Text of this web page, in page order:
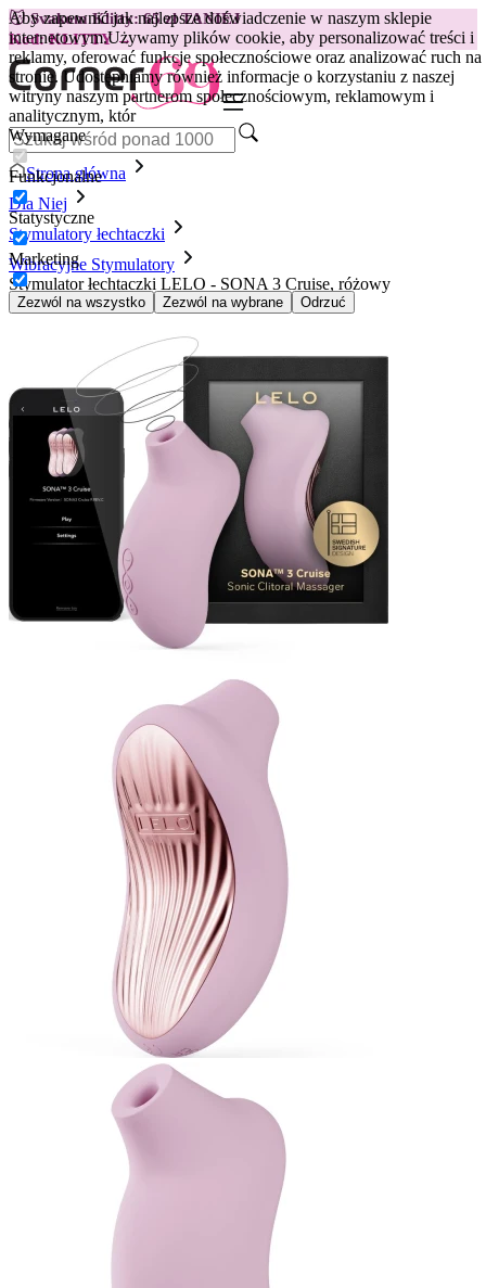
Aby zapewnić jak najlepsze doświadczenie w naszym sklepie
internetowym.Używamy plików cookie, aby personalizować treści i
reklamy, oferować funkcje społecznościowe oraz analizować ruch na
stronie. Udostępniamy również informacje o korzystaniu z naszej
witryny naszym partnerom społecznościowym, reklamowym i
analitycznym, któr
Wymagane
Funkcjonalne
Statystyczne
Marketing
Zezwól na wszystko Zezwól na wybrane Odrzuć
😽Svakom Klitty: 65 zł TANIEJ
Kod: KLITTY →
Strona główna
Dla Niej
Stymulatory łechtaczki
Wibracyjne Stymulatory
Stymulator łechtaczki LELO - SONA 3 Cruise, różowy